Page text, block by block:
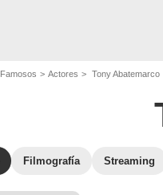
Famosos Actores Tony Abatemarco
Filmografía Streaming